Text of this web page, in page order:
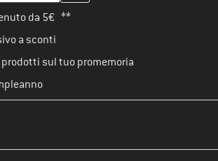
da 5€ **
a sconti
prodotti sul tuo promemoria